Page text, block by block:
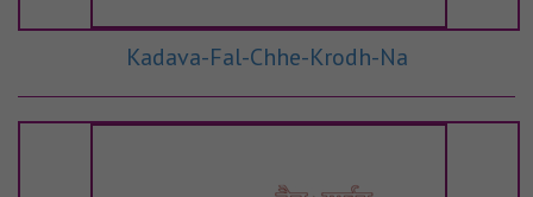
Kadava-Fal-Chhe-Krodh-Na